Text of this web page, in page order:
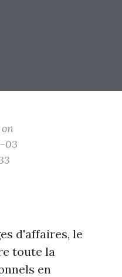
03
d'affaires, le
toute la
en